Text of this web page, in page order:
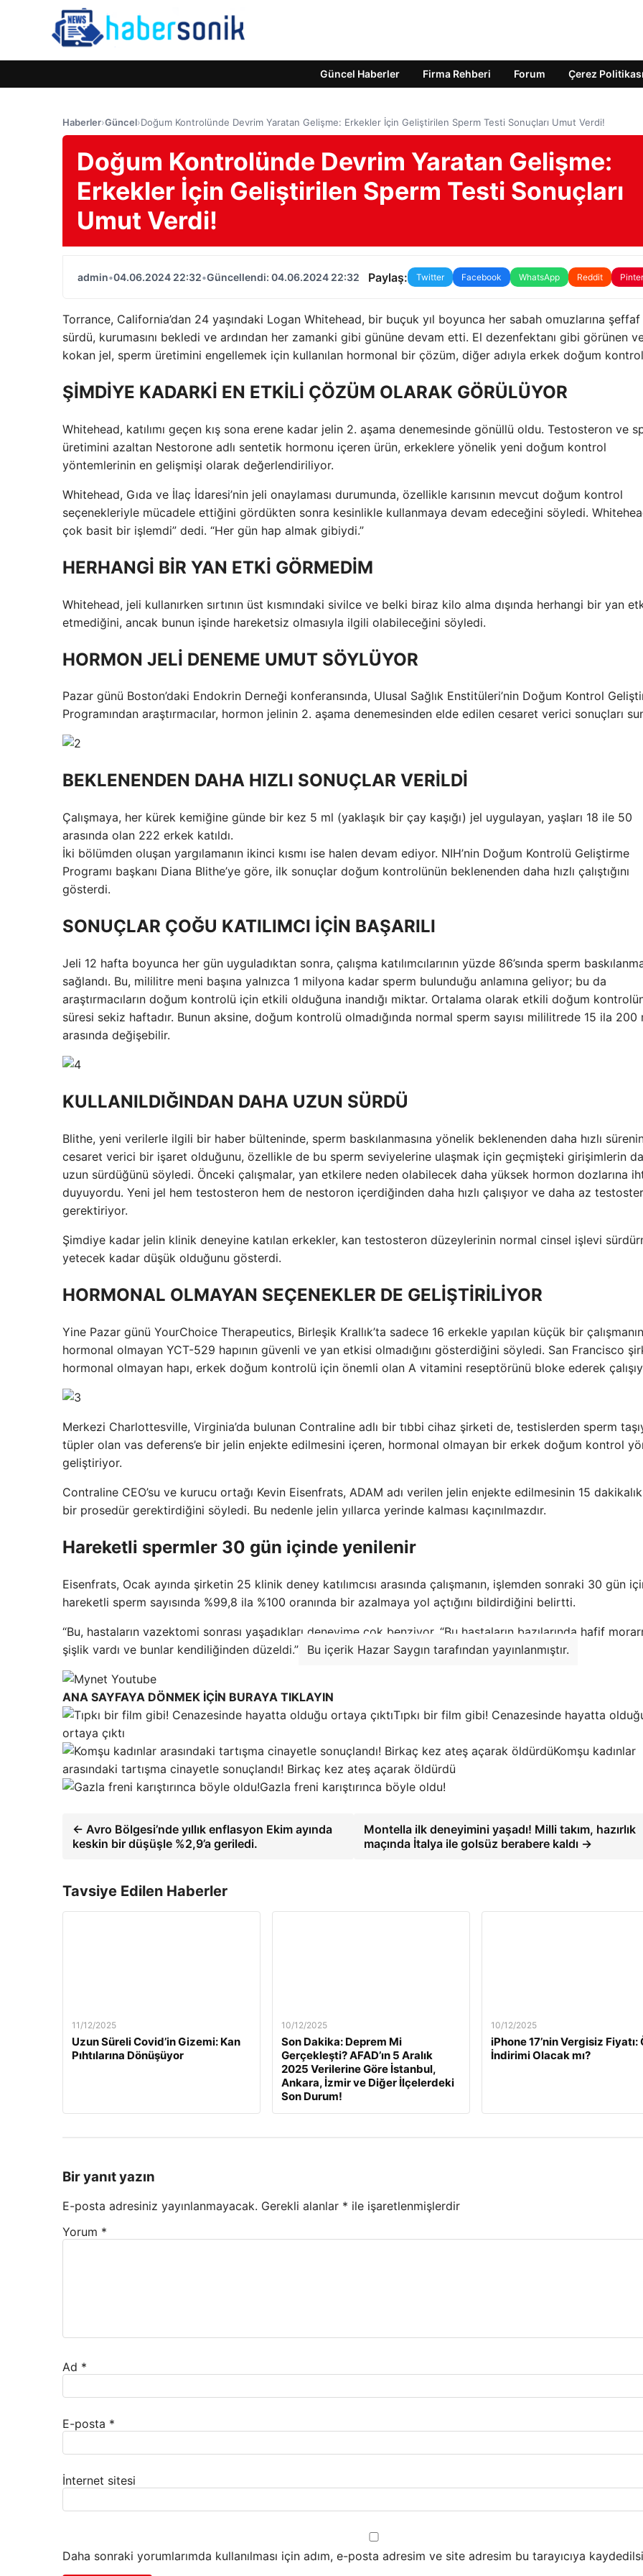
Güncel Haberler Firma Rehberi Forum Çerez Politikası
Haberler›Güncel›Doğum Kontrolünde Devrim Yaratan Gelişme: Erkekler İçin Geliştirilen Sperm Testi Sonuçları Umut Verdi!
Doğum Kontrolünde Devrim Yaratan Gelişme:
Erkekler İçin Geliştirilen Sperm Testi Sonuçları
Umut Verdi!
admin•04.06.2024 22:32•Güncellendi: 04.06.2024 22:32 Paylaş: Twitter Facebook WhatsApp Reddit
Torrance, California’dan 24 yaşındaki Logan Whitehead, bir buçuk yıl boyunca her sabah omuzlarına
sürdü, kurumasını bekledi ve ardından her zamanki gibi gününe devam etti. El dezenfektanı gibi görünen
kokan jel, sperm üretimini engellemek için kullanılan hormonal bir çözüm, diğer adıyla erkek doğum
ŞİMDİYE KADARKİ EN ETKİLİ ÇÖZÜM OLARAK GÖRÜLÜYOR
Whitehead, katılımı geçen kış sona erene kadar jelin 2. aşama denemesinde gönüllü oldu. Testosteron ve
üretimini azaltan Nestorone adlı sentetik hormonu içeren ürün, erkeklere yönelik yeni doğum kontrol
yöntemlerinin en gelişmişi olarak değerlendiriliyor.
Whitehead, Gıda ve İlaç İdaresi’nin jeli onaylaması durumunda, özellikle karısının mevcut doğum kontrol
seçenekleriyle mücadele ettiğini gördükten sonra kesinlikle kullanmaya devam edeceğini söyledi.
çok basit bir işlemdi” dedi. “Her gün hap almak gibiydi.”
HERHANGİ BİR YAN ETKİ GÖRMEDİM
Whitehead, jeli kullanırken sırtının üst kısmındaki sivilce ve belki biraz kilo alma dışında herhangi bir yan
etmediğini, ancak bunun işinde hareketsiz olmasıyla ilgili olabileceğini söyledi.
HORMON JELİ DENEME UMUT SÖYLÜYOR
Pazar günü Boston’daki Endokrin Derneği konferansında, Ulusal Sağlık Enstitüleri’nin Doğum Kontrol
Programından araştırmacılar, hormon jelinin 2. aşama denemesinden elde edilen cesaret verici sonuçları
BEKLENENDEN DAHA HIZLI SONUÇLAR VERİLDİ
Çalışmaya, her kürek kemiğine günde bir kez 5 ml (yaklaşık bir çay kaşığı) jel uygulayan, yaşları 18 ile 50
arasında olan 222 erkek katıldı.
İki bölümden oluşan yargılamanın ikinci kısmı ise halen devam ediyor. NIH’nin Doğum Kontrolü Geliştirme
Programı başkanı Diana Blithe’ye göre, ilk sonuçlar doğum kontrolünün beklenenden daha hızlı çalıştığını
gösterdi.
SONUÇLAR ÇOĞU KATILIMCI İÇİN BAŞARILI
Jeli 12 hafta boyunca her gün uyguladıktan sonra, çalışma katılımcılarının yüzde 86’sında sperm
sağlandı. Bu, mililitre meni başına yalnızca 1 milyona kadar sperm bulunduğu anlamına geliyor; bu da
araştırmacıların doğum kontrolü için etkili olduğuna inandığı miktar. Ortalama olarak etkili doğum
süresi sekiz haftadır. Bunun aksine, doğum kontrolü olmadığında normal sperm sayısı mililitrede 15 ila 200
arasında değişebilir.
KULLANILDIĞINDAN DAHA UZUN SÜRDÜ
Blithe, yeni verilerle ilgili bir haber bülteninde, sperm baskılanmasına yönelik beklenenden daha hızlı
cesaret verici bir işaret olduğunu, özellikle de bu sperm seviyelerine ulaşmak için geçmişteki girişimlerin
uzun sürdüğünü söyledi. Önceki çalışmalar, yan etkilere neden olabilecek daha yüksek hormon dozlarına
duyuyordu. Yeni jel hem testosteron hem de nestoron içerdiğinden daha hızlı çalışıyor ve daha az
gerektiriyor.
Şimdiye kadar jelin klinik deneyine katılan erkekler, kan testosteron düzeylerinin normal cinsel işlevi
yetecek kadar düşük olduğunu gösterdi.
HORMONAL OLMAYAN SEÇENEKLER DE GELİŞTİRİLİYOR
Yine Pazar günü YourChoice Therapeutics, Birleşik Krallık’ta sadece 16 erkekle yapılan küçük bir
hormonal olmayan YCT-529 hapının güvenli ve yan etkisi olmadığını gösterdiğini söyledi. San Francisco
hormonal olmayan hapı, erkek doğum kontrolü için önemli olan A vitamini reseptörünü bloke ederek
Merkezi Charlottesville, Virginia’da bulunan Contraline adlı bir tıbbi cihaz şirketi de, testislerden sperm
tüpler olan vas deferens’e bir jelin enjekte edilmesini içeren, hormonal olmayan bir erkek doğum kontrol
geliştiriyor.
Contraline CEO’su ve kurucu ortağı Kevin Eisenfrats, ADAM adı verilen jelin enjekte edilmesinin 15
bir prosedür gerektirdiğini söyledi. Bu nedenle jelin yıllarca yerinde kalması kaçınılmazdır.
Hareketli spermler 30 gün içinde yenilenir
Eisenfrats, Ocak ayında şirketin 25 klinik deney katılımcısı arasında çalışmanın, işlemden sonraki 30 gün
hareketli sperm sayısında %99,8 ila %100 oranında bir azalmaya yol açtığını bildirdiğini belirtti.
“Bu, hastaların vazektomi sonrası yaşadıkları deneyime çok benziyor. “Bu hastaların bazılarında hafif
şişlik vardı ve bunlar kendiliğinden düzeldi.”
Bu içerik Hazar Saygın tarafından yayınlanmıştır.
ANA SAYFAYA DÖNMEK İÇİN BURAYA TIKLAYIN
Tıpkı bir film gibi! Cenazesinde hayatta
ortaya çıktı
Komşu kadınlar
arasındaki tartışma cinayetle sonuçlandı! Birkaç kez ateş açarak öldürdü
Gazla freni karıştırınca böyle oldu!
← Avro Bölgesi’nde yıllık enflasyon Ekim ayında
keskin bir düşüşle %2,9’a geriledi.
Montella ilk deneyimini yaşadı! Milli takım, hazırlık
maçında İtalya ile golsüz berabere kaldı →
Tavsiye Edilen Haberler
11/12/2025
Uzun Süreli Covid’in Gizemi: Kan
Pıhtılarına Dönüşüyor
10/12/2025
Son Dakika: Deprem Mi
Gerçekleşti? AFAD’ın 5 Aralık
2025 Verilerine Göre İstanbul,
Ankara, İzmir ve Diğer İlçelerdeki
Son Durum!
10/12/2025
iPhone 17’nin Vergisiz Fiyatı:
İndirimi Olacak mı?
Bir yanıt yazın
E-posta adresiniz yayınlanmayacak. Gerekli alanlar * ile işaretlenmişlerdir
Yorum *
Ad *
E-posta *
İnternet sitesi
Daha sonraki yorumlarımda kullanılması için adım, e-posta adresim ve site adresim bu tarayıcıya